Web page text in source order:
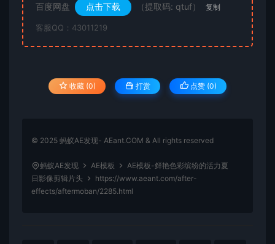
百度网盘 点击下载 （提取码: qtuf） 复制
客服QQ：43011219
收藏 (0) 打赏 点赞 (0)
© 2025 蚂蚁AE发现- AEant.COM & All rights reserved
蚂蚁AE发现 AE模板
AE模板-鲜艳色彩缤纷的活力夏
日影像剪辑片头
https://www.aeant.com/after-
effects/aftermoban/2285.html